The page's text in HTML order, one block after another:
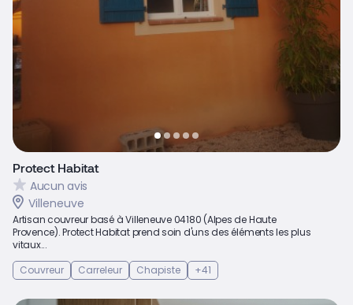
Protect Habitat
Aucun avis
Villeneuve
Artisan couvreur basé à Villeneuve 04180 (Alpes de Haute
Provence). Protect Habitat prend soin d'uns des éléments les plus
vitaux...
Couvreur
Carreleur Chapiste +41